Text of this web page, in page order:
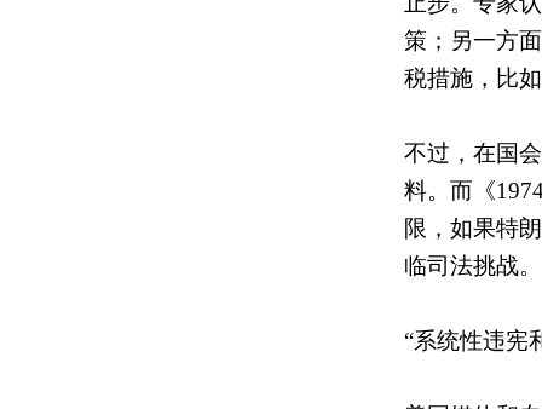
策；另一方
税措施，比
不过，在国
料。而《
限，如果特
临司法挑战。
“系统性违宪